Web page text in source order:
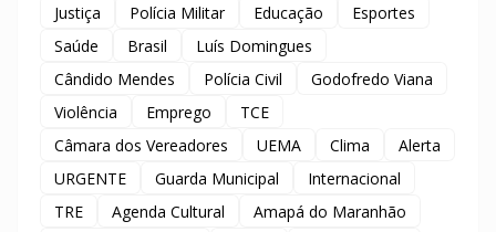
Justiça
Polícia Militar Educação
Esportes
Saúde
Brasil
Luís Domingues
Cândido Mendes
Polícia Civil
Godofredo Viana
Violência
Emprego
TCE
Câmara dos Vereadores
UEMA Clima
Alerta
URGENTE
Guarda Municipal
Internacional
TRE
Agenda Cultural
Amapá do Maranhão